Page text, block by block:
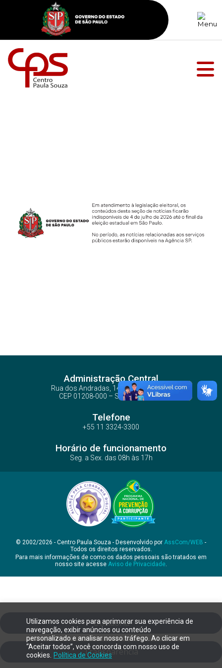
Utilizamos cookies para aprimorar sua experiência de
navegação, exibir anúncios ou conteúdo
personalizado e analisar nosso tráfego. Ao clicar em
“Aceitar todos”, você concorda com nosso uso de
cookies.
Política de Cookies
Administração Central
Rua dos Andradas, 140 - Santa Ifigênia
CEP 01208-000 – São Paulo – SP
Telefone
+55 11 3324-3300
Horário de funcionamento
Seg. a Sex. das 08h às 17h
© 2002/2026 - Centro Paula Souza - Desenvolvido por AssCom/WEB -
Todos os direitos reservados.
Para mais informações de como os dados pessoais são tratados em
nosso site acesse Aviso de Privacidade.
Ouvidoria
Transparência